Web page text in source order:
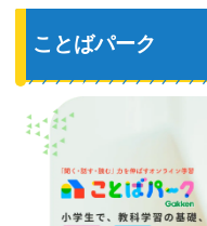
ことばパーク